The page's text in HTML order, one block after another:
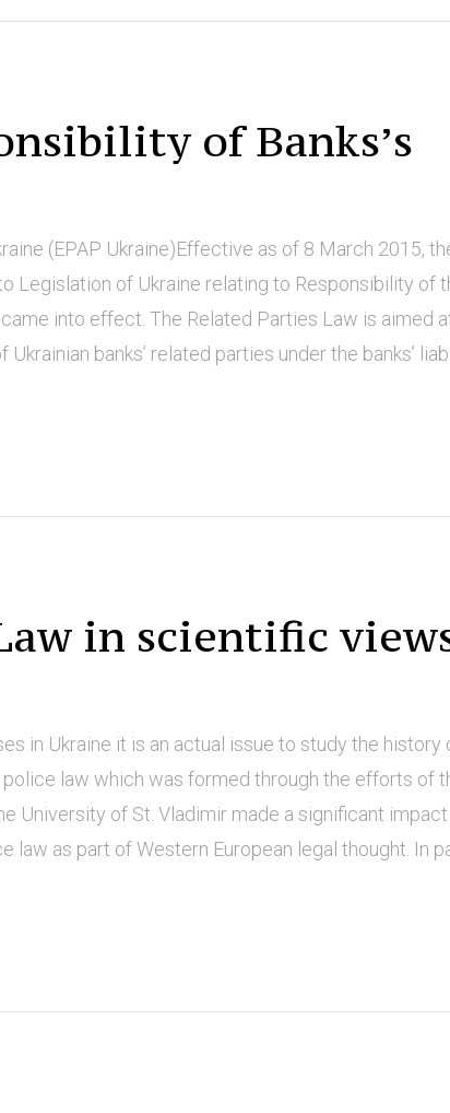
of Banks’s
(EPAP Ukraine)Effective as of 8 March 2015,
Legislation of Ukraine relating to Responsibility of
into effect. The Related Parties Law is aimed
banks’ related parties under the banks’
in scientific
in Ukraine it is an actual issue to study the history
law which was formed through the efforts of
University of St. Vladimir made a significant
as part of Western European legal thought. In